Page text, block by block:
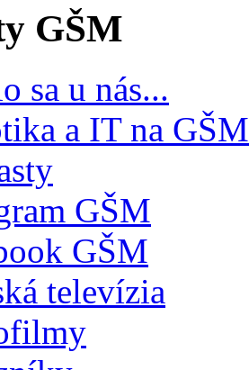
GŠM
sa u nás...
a IT na GŠM
GŠM
GŠM
televízia